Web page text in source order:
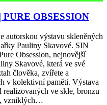
OBSESSION
autorskou výstavu skleněných
Pauliny Skavové. SIN
Obsession, nejnovější
Skavové, která ve své
člověka, zvířete a
v kolektivní paměti. Výstava
realizovaných ve skle, bronzu
vzniklých…